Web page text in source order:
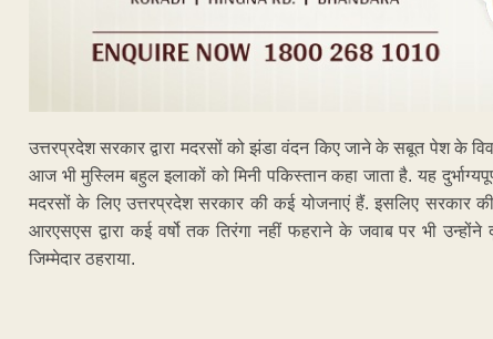
उत्तरप्रदेश सरकार द्वारा मदरसों को झंडा वंदन किए जाने के सबूत पेश के
आज भी मुस्लिम बहुल इलाकों को मिनी पकिस्तान कहा जाता है. यह
मदरसों के लिए उत्तरप्रदेश सरकार की कई योजनाएं हैं. इसलिए सरकार
आरएसएस द्वारा कई वर्षो तक तिरंगा नहीं फहराने के जवाब पर भी
जिम्मेदार ठहराया.